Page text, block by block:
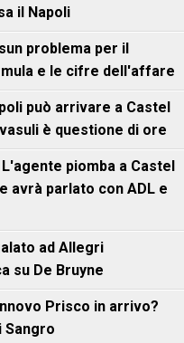
il Napoli
problema per il
e le cifre dell'affare
può arrivare a Castel
è questione di ore
piomba a Castel
avrà parlato con ADL e
ad Allegri
su De Bruyne
Prisco in arrivo?
Sangro